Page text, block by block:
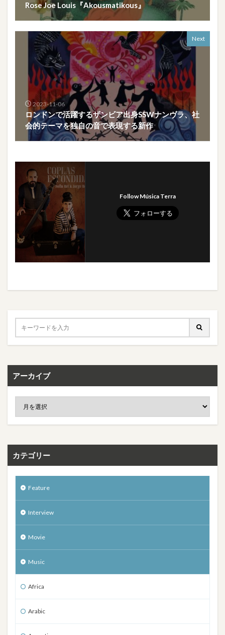
Rose Joe Louis『Akousmatikous』
Next
2023-11-06
ロンドンで活躍するザンビア出身SSWナンヴラ、社
会的テーマを独自の音で表現する新作
Follow Música Terra
アーカイブ
カテゴリー
Feature
Interview
Movie
Music
Africa
Arabic